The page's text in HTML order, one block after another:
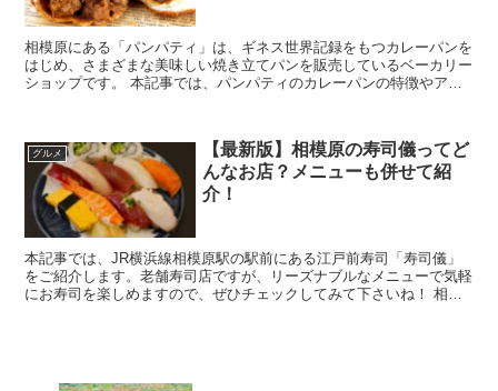
相模原にある「パンパティ」は、ギネス世界記録をもつカレーパンを
はじめ、さまざまな美味しい焼き立てパンを販売しているベーカリー
ショップです。 本記事では、パンパティのカレーパンの特徴やアク
グルメ
【最新版】相模原の寿司儀ってど
んなお店？メニューも併せて紹
介！
本記事では、JR横浜線相模原駅の駅前にある江戸前寿司「寿司儀」
をご紹介します。老舗寿司店ですが、リーズナブルなメニューで気軽
にお寿司を楽しめますので、ぜひチェックしてみて下さいね！ 相模